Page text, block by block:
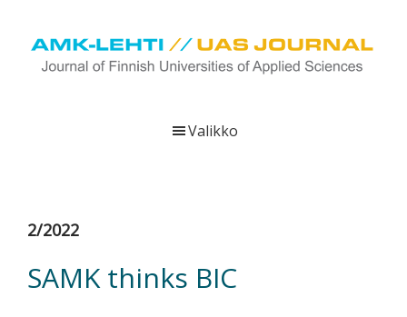
Hyppää
pääsisältöön
Hyppää
ensisijaiseen
Hyppää
alatunnisteeseen
viestittää
tutkimus-,
Valikko
2/2022
SAMK thinks BIC